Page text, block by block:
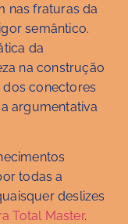
nas fraturas da
semântico.
da
na construção
dos conectores
argumentativa
todas a
deslizes
Total Master.